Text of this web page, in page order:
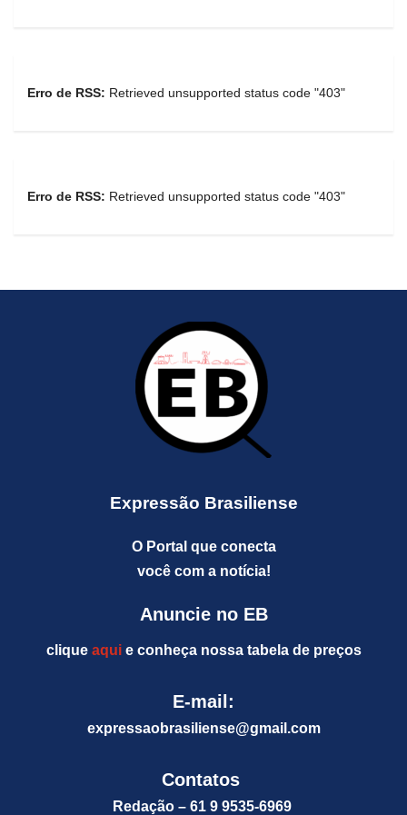
Erro de RSS: Retrieved unsupported status code "403"
Erro de RSS: Retrieved unsupported status code "403"
Expressão Brasiliense
O Portal que conecta
você com a notícia!
Anuncie no EB
clique aquie conheça nossa tabela de preços
E-mail:
expressaobrasiliense@gmail.com
Contatos
Redação – 61 9 9535-6969